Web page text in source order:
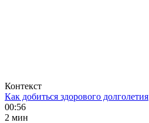
Контекст
Как добиться здорового долголетия
00:56
2 мин